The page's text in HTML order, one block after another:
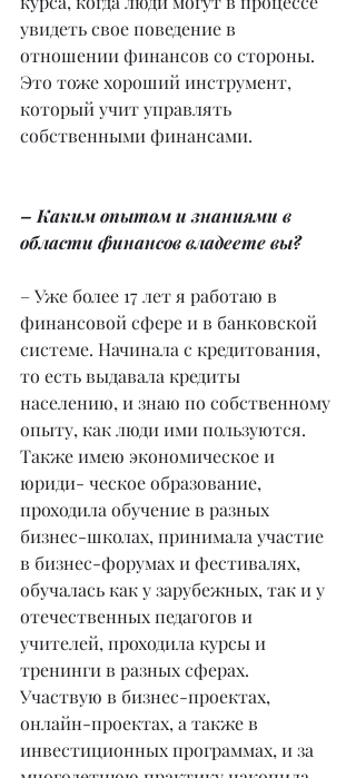
увидеть свое поведение в
отношении финансов со стороны.
Это тоже хороший инструмент,
который учит управлять
собственными финансами.
– Каким опытом и знаниями в
области финансов владеете вы?
– Уже более 17 лет я работаю в
финансовой сфере и в банковской
системе. Начинала с кредитования,
то есть выдавала кредиты
населению, и знаю по собственному
опыту, как люди ими пользуются.
Также имею экономическое и
юриди- ческое образование,
проходила обучение в разных
бизнес-школах, принимала участие
в бизнес-форумах и фестивалях,
обучалась как у зарубежных, так и у
отечественных педагогов и
учителей, проходила курсы и
тренинги в разных сферах.
Участвую в бизнес-проектах,
онлайн-проектах, а также в
инвестиционных программах, и за